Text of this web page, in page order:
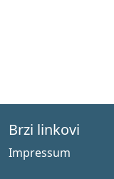
Brzi linkovi
Impressum